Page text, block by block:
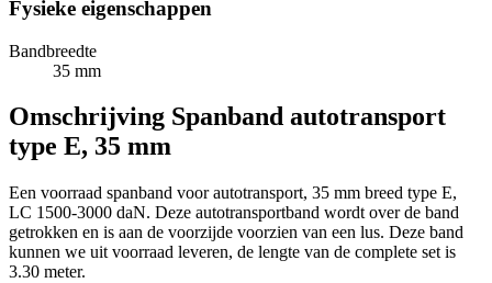
Fysieke eigenschappen
Bandbreedte
35 mm
Omschrijving Spanband autotransport
type E, 35 mm
Een voorraad spanband voor autotransport, 35 mm breed type E,
LC 1500-3000 daN. Deze autotransportband wordt over de band
getrokken en is aan de voorzijde voorzien van een lus. Deze band
kunnen we uit voorraad leveren, de lengte van de complete set is
3.30 meter.